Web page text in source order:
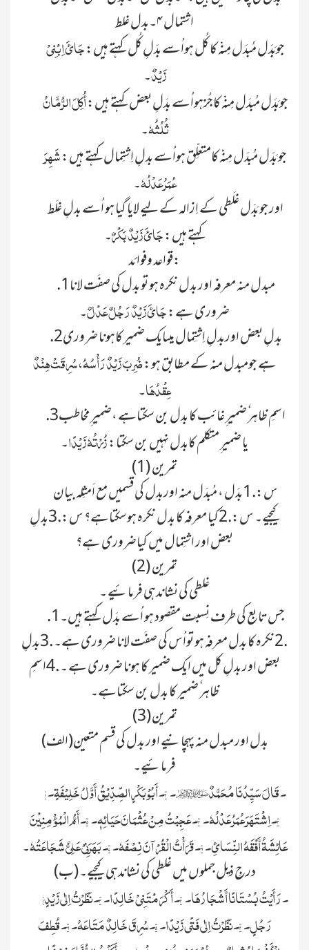
اشتمال ۴۔بدل غلط
جوبَدَل مُبدَل مِنْہ کا کُل ہواُسے بدَلِ کُل کہتے ہیں:جَائَ اِبْنِيْ
زَیْدٌ۔
جوبَدَل مُبدَل مِنْہ کاجُزہواُسے بدَلِ بعض کہتے ہیں:أُکِلَ الرُّمَّانُ
ثُلُثُہٗ۔
جو بَدَل مُبدَل مِنْہ کامتعلِّق ہواُسے بدلِ اِشتِمال کہتے ہیں:شَہِرَ
عُمَرُ عَدْلُہٗ۔
اور جو بَدَل غلَطی کے اِزالہ کے لیے لایا گیا ہو اُسے بدلِ غلَط
کہتے ہیں:جَائَ زَیْدٌ بَکْرٌ۔
قواعد وفوائد:
.1مبدل منہ معرفہ اور بدل نکرہ ہو تو بدل کی صفَت لانا
ضروری ہے:جَائَ زَیْدٌ رَجُلٌ عَدْلٌ۔
.2بدلِ بعض اوربدلِ اِشتِمال میںایک ضمیر کاہونا ضروری
ہے جومبدل منہ کے مطابق ہو:ضُرِبَ زَیْدٌ رَأْسُہُ، سُرِقَتْ ہِنْدٌ
عِقْدُہَا۔
.3اسمِ ظاہر ٗضمیر ِغائب کا بدل بن سکتاہے ،ضمیر ِمخاطب
یا ضمیر ِمتکلم کابدل نہیں بن سکتا:زُرْتُہٗ زَیْدًا۔
تمرین (1)
س:.1بدَل ، مُبدَل منہ اوربدل کی قسمیں مع اَمثِلہ بیان
کیجیے۔ س:.2کیا معرفہ کا بدل نکرہ ہوسکتاہے؟ س:.3بدلِ
بعض اور اشتِمال میں کیاضروری ہے؟
تمرین (2)
غلطی کی نشاندہی فرمائیے ۔
.1جس تابع کی طرف نِسبت مقصود ہو اُسے بدَل کہتے ہیں۔
.2نکرہ کا بدل معرفہ ہو تواُس کی صفَت لانا ضروری ہے۔ .3بدلِ
بعض اور بدلِ کل میں ایک ضمیر کا ہونا ضروری ہے ۔ .4اسمِ
ظاہر ٗضمیر کا بدل بن سکتاہے۔
تمرین (3)
(الف)بدل اور مبدل منہ پہچانیے اور بدل کی قسم متعین
فرمائیے۔
۱۔قَالَ سَیِّدُنَا مُحَمَّدٌﷺ۔ ۲۔أَبُوْ بَکْرٍ الصِّدِّیْقُ أَوَّلُ خَلِیْفَۃٍ۔
۳۔اِشْتَہَرَ عُمَرُ عَدْلُہٗ۔ ۴۔عَجِبْتُ مِنْ عُثْمَانَ حَیَائِہٖ۔ ۵۔أَمُّ الْمُؤْمِنِیْنَ
عَائِشَۃُ أَفْقَہُ النِّسَائِ۔ ۶۔قَرَأْتُ الْقُرْآنَ نِصْفَہٗ۔ ۷۔بَہَرَنِيْ عَلِيٌّ شَجَاعَتُہٗ
۔
(ب) درجِ ذیل جملوں میں غلطی کی نشاندہی کیجیے۔
۱۔رَأَیْتُ بُسْتَانًا أَشْجَارُہَا۔ ۲۔أَکْرَمْتَنِيْ خَالِدًا۔ ۳۔نَظَرْتُ اِلٰی زَیْدٍ
رَجُلٍ۔ ۴۔نَظَرْتُ اِلٰی فَتًی زَیْدًا۔ ۵۔سُرِقَ خَالِدٌ مَتَاعَہُ۔ ۶۔قُطِفَ